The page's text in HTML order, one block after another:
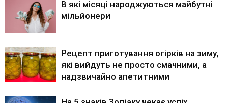
В які місяці народжуються майбутні
мільйонери
Рецепт приготування огірків на зиму,
які вийдуть не просто смачними, а
надзвичайно апетитними